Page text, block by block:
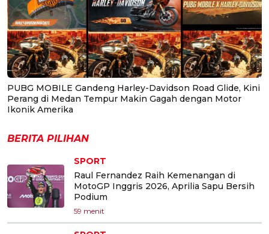
PUBG MOBILE Gandeng Harley-Davidson Road Glide, Kini
Perang di Medan Tempur Makin Gagah dengan Motor
Ikonik Amerika
BERITA PILIHAN
SPORT
Raul Fernandez Raih Kemenangan di
MotoGP Inggris 2026, Aprilia Sapu Bersih
Podium
59 menit